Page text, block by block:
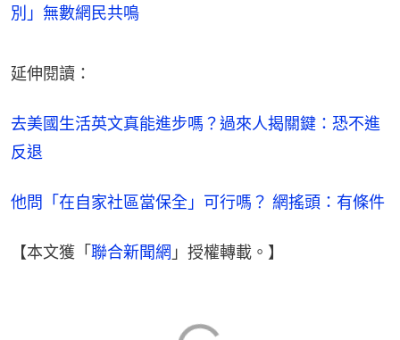
別」無數網民共鳴
延伸閱讀：
去美國生活英文真能進步嗎？過來人揭關鍵：恐不進
反退
他問「在自家社區當保全」可行嗎？ 網搖頭：有條件
【本文獲「聯合新聞網 」授權轉載。】